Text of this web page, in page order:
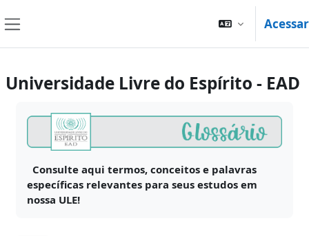
Acessar
Universidade Livre do Espírito - EAD
Consulte aqui termos, conceitos e palavras
específicas relevantes para seus estudos em
nossa ULE!